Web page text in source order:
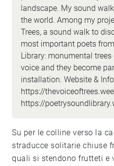
landscape. My sound
the world. Among my
Trees, a sound walk to
most important poets
Library: monumental
voice and they become
installation. Website &
https://
https://
Su per le colline verso la
straducce solitarie chiuse
quali si stendono frutteti e